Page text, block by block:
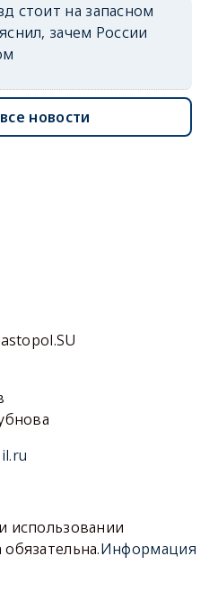
стоит на запасном
зачем России
новости
использовании
Информация